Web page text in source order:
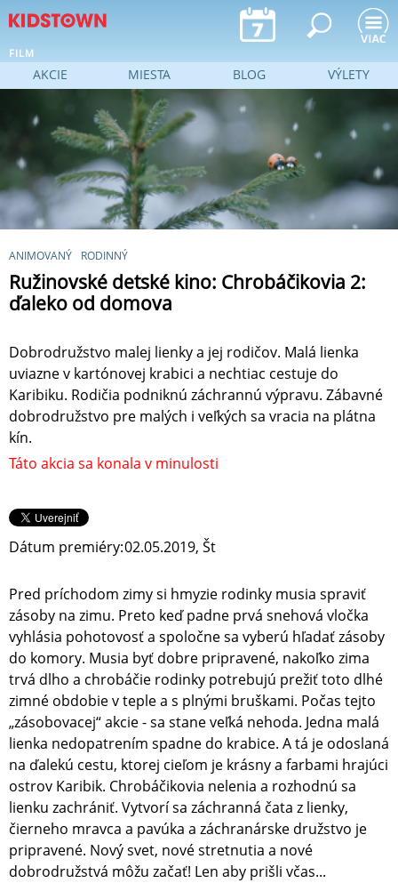
Jump to navigation
FILM
ANIMOVANÝ RODINNÝ
Ružinovské detské kino: Chrobáčikovia 2:
ďaleko od domova
Dobrodružstvo malej lienky a jej rodičov. Malá lienka
uviazne v kartónovej krabici a nechtiac cestuje do
Karibiku. Rodičia podniknú záchrannú výpravu. Zábavné
dobrodružstvo pre malých i veľkých sa vracia na plátna
kín.
Táto akcia sa konala v minulosti
Dátum premiéry:02.05.2019, Št
Pred príchodom zimy si hmyzie rodinky musia spraviť
zásoby na zimu. Preto keď padne prvá snehová vločka
vyhlásia pohotovosť a spoločne sa vyberú hľadať zásoby
do komory. Musia byť dobre pripravené, nakoľko zima
trvá dlho a chrobáčie rodinky potrebujú prežiť toto dlhé
zimné obdobie v teple a s plnými bruškami. Počas tejto
„zásobovacej“ akcie - sa stane veľká nehoda. Jedna malá
lienka nedopatrením spadne do krabice. A tá je odoslaná
na ďalekú cestu, ktorej cieľom je krásny a farbami hrajúci
ostrov Karibik. Chrobáčikovia nelenia a rozhodnú sa
lienku zachrániť. Vytvorí sa záchranná čata z lienky,
čierneho mravca a pavúka a záchranárske družstvo je
pripravené. Nový svet, nové stretnutia a nové
dobrodružstvá môžu začať! Len aby prišli včas...
AKCIE MIESTA BLOG VÝLETY